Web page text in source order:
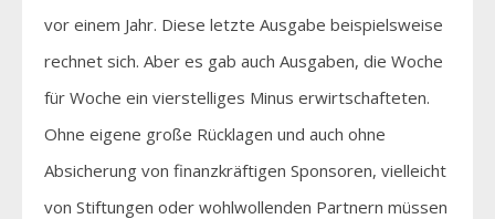
vor einem Jahr. Diese letzte Ausgabe beispielsweise
rechnet sich. Aber es gab auch Ausgaben, die Woche
für Woche ein vierstelliges Minus erwirtschafteten.
Ohne eigene große Rücklagen und auch ohne
Absicherung von finanzkräftigen Sponsoren, vielleicht
von Stiftungen oder wohlwollenden Partnern müssen